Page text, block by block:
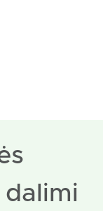
dalimi